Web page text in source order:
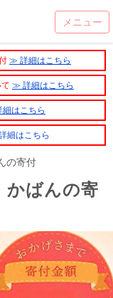
≫ 詳細はこちら
≫ 詳細はこちら
はこちら
細はこちら
の寄付
かばんの寄